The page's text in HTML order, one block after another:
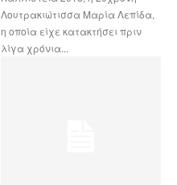
Λουτρακιώτισσα Μαρία Λεπίδα,
η οποία είχε κατακτήσει πριν
λίγα χρόνια...